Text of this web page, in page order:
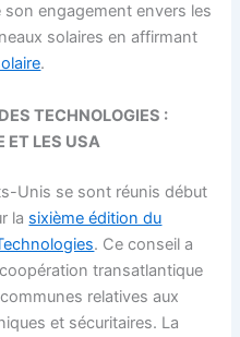
son engagement envers les
solaires en affirmant
.
TECHNOLOGIES :
ET LES USA
Unis se sont réunis début
la sixième édition du
. Ce conseil a
transatlantique
relatives aux
et sécuritaires. La